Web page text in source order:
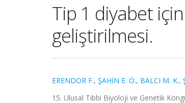
Tip 1 diyabet
geliştirilmesi.
ERENDOR F., ŞAHİN E. Ö., BALCI M. K.,
15. Ulusal Tıbbi Biyoloji ve Genetik